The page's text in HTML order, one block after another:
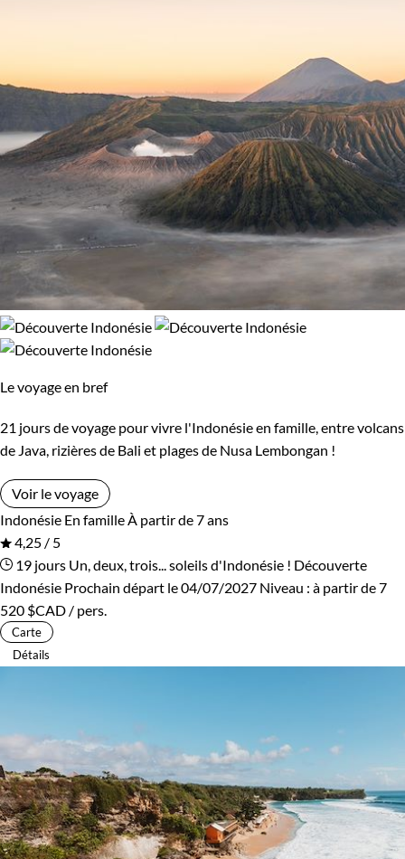
Le voyage en bref
21 jours de voyage pour vivre l'Indonésie en famille, entre volcans
de Java, rizières de Bali et plages de Nusa Lembongan !
Voir le voyage
Indonésie En famille À partir de 7 ans
4,25 / 5
19 jours Un, deux, trois... soleils d'Indonésie ! Découverte
Indonésie Prochain départ le 04/07/2027 Niveau : à partir de7
520 $CAD / pers.
Carte
Détails